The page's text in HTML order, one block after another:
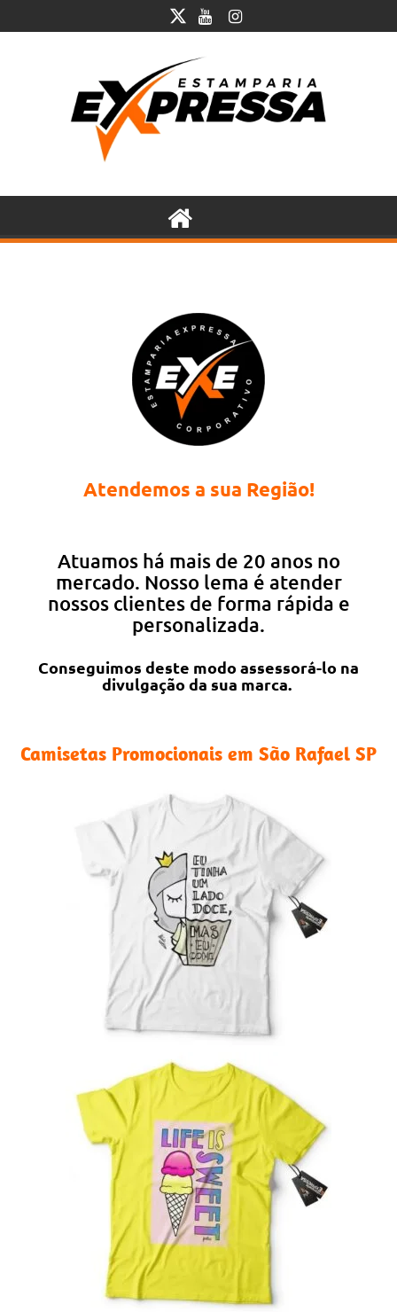
Atendemos a sua Região!
Atuamos há mais de 20 anos no
mercado. Nosso lema é atender
nossos clientes de forma rápida e
personalizada.
Conseguimos deste modo assessorá-lo na
divulgação da sua marca.
Camisetas Promocionais em São Rafael SP